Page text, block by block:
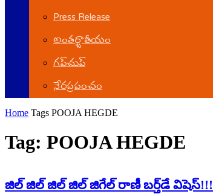
Press Release
అంతర్జాతీయం
గ‌ప్‌చుప్
నేర‌ప్ర‌పంచం
Home Tags POOJA HEGDE
Tag: POOJA HEGDE
జిల్ జిల్ జిల్ జిల్‌ జిగేల్ రాణీ బ‌ర్త్‌డే విషెస్‌!!!